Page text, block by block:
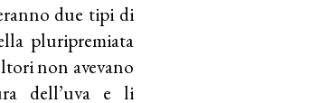
due tipi di
pluripremiata
non avevano
dell’uva e li